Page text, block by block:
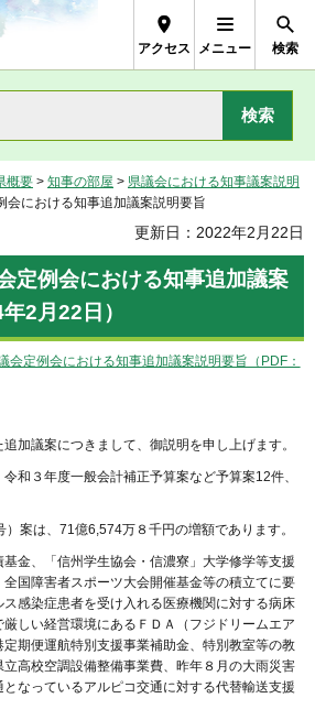
Nagano Prefecture
アクセス メニュー 検索
概要 > 知事の部屋 > 県議会における知事議案説明
会における知事追加議案説明要旨
更新日：2022年2月22日
定例会における知事追加議案
2月22日）
会定例会における知事追加議案説明要旨（PDF：
加議案につきまして、御説明を申し上げます。
和３年度一般会計補正予算案など予算案12件、
案は、71億6,574万８千円の増額であります。
金、「信州学生協会・信濃寮」大学修学等支援
国障害者スポーツ大会開催基金等の積立てに要
感染症患者を受け入れる医療機関に対する病床
しい経営環境にあるＦＤＡ（フジドリームエア
期便運航特別支援事業補助金、特別教室等の教
高校空調設備整備事業費、昨年８月の大雨災害
なっているアルピコ交通に対する代替輸送支援